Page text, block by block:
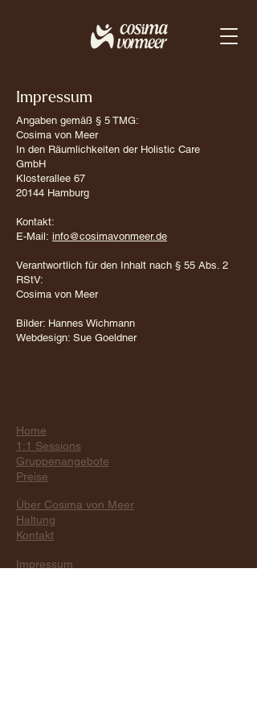
Impressum
Angaben gemäß § 5 TMG:
Cosima von Meer
In den Räumlichkeiten der Holistic Care
GmbH
Klosterallee 67
20144 Hamburg
Kontakt:
E-Mail:​ info@cosimavonmeer.de
Verantwortlich für den Inhalt nach § 55 Abs. 2
RStV:
Cosima von Meer
Bilder: Hannes Wichmann
Webdesign: Sue Goeldner
Home
1:1 Sessions
Gruppenangebote
Preise
Über Cosima von Meer
Haltung
Kontakt
Impressum